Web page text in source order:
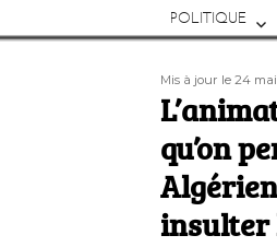
POLITIQUE
Publié
le
Mis à jour le 24
qu’on
insulter